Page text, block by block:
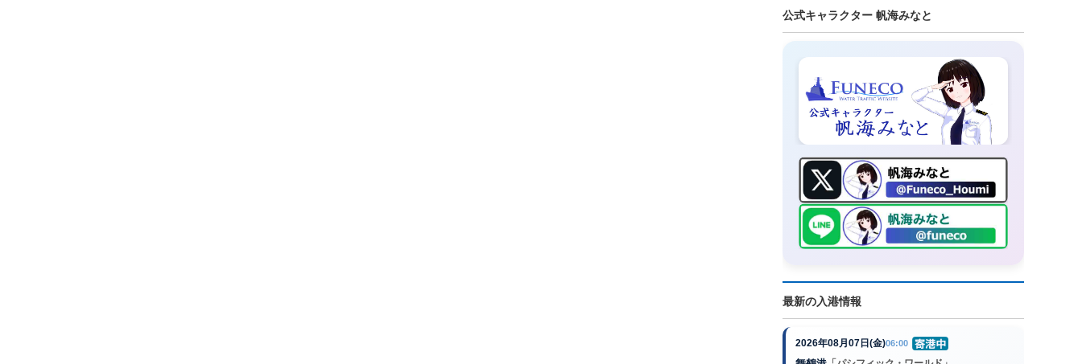
公式キャラクター 帆海みなと
最新の入港情報
2026年08月07日(金)06:00